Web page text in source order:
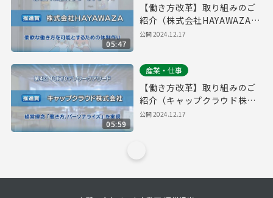
05:47
【働き方改革】取り組みのご
紹介（株式会社HAYAWAZA）
｜第４回「TOKYOテレワーク
公開2024.12.17
05:59
産業・仕事
【働き方改革】取り組みのご
紹介（キャップクラウド株式
会社）｜第４回「TOKYOテレ
公開2024.12.17